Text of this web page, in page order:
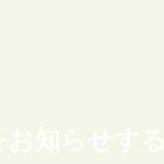
知らせす